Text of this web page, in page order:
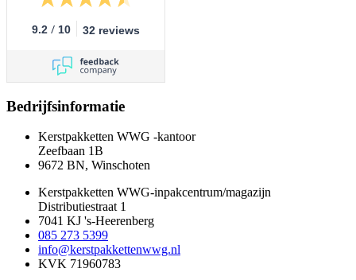
9.2 / 10 32 reviews
Bedrijfsinformatie
Kerstpakketten WWG -kantoor
Zeefbaan 1B
9672 BN, Winschoten
Kerstpakketten WWG-inpakcentrum/magazijn
Distributiestraat 1
7041 KJ 's-Heerenberg
085 273 5399
info@kerstpakkettenwwg.nl
KVK 71960783